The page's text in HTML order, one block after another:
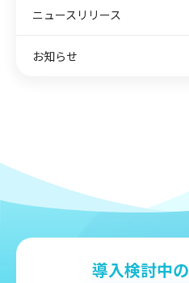
ニュースリリース
お知らせ
導入検討中